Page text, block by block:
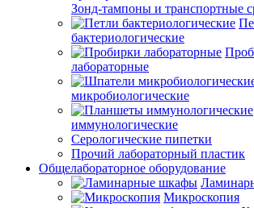
Зонд-тампоны и транспортные
бактериологические
лабораторные
микробиологические
иммунологические
Серологические пипетки
Прочий лабораторный пластик
Общелабораторное оборудование
Микроскопия